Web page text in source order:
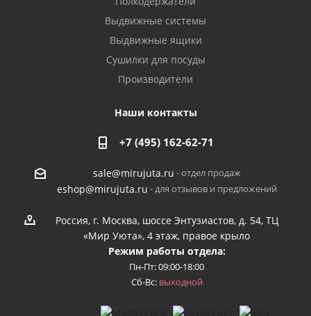
Выдвижные системы
Выдвижные ящики
Сушилки для посуды
Производители
Наши контакты
+7 (495) 162-62-71
sale@mirujuta.ru - отдел продаж
eshop@mirujuta.ru - для отзывов и предложений
Россия, г. Москва, шоссе Энтузиастов, д. 54, ТЦ
«Мир Уюта», 4 этаж, правое крыло
Режим работы отдела:
Пн-Пт: 09:00-18:00
Сб-Вс: выходной